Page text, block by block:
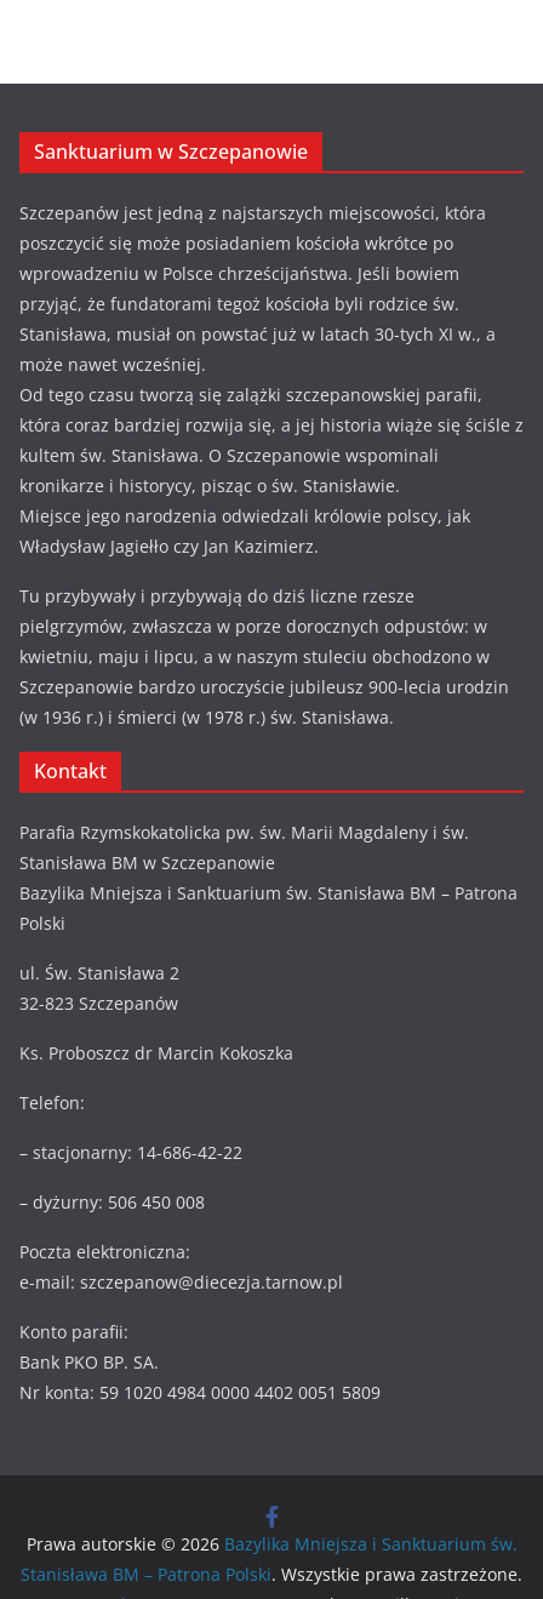
Sanktuarium w Szczepanowie
Szczepanów jest jedną z najstarszych miejscowości, która
poszczycić się może posiadaniem kościoła wkrótce po
wprowadzeniu w Polsce chrześcijaństwa. Jeśli bowiem
przyjąć, że fundatorami tegoż kościoła byli rodzice św.
Stanisława, musiał on powstać już w latach 30-tych XI w., a
może nawet wcześniej.
Od tego czasu tworzą się zalążki szczepanowskiej parafii,
która coraz bardziej rozwija się, a jej historia wiąże się ściśle z
kultem św. Stanisława. O Szczepanowie wspominali
kronikarze i historycy, pisząc o św. Stanisławie.
Miejsce jego narodzenia odwiedzali królowie polscy, jak
Władysław Jagiełło czy Jan Kazimierz.
Tu przybywały i przybywają do dziś liczne rzesze
pielgrzymów, zwłaszcza w porze dorocznych odpustów: w
kwietniu, maju i lipcu, a w naszym stuleciu obchodzono w
Szczepanowie bardzo uroczyście jubileusz 900-lecia urodzin
(w 1936 r.) i śmierci (w 1978 r.) św. Stanisława.
Kontakt
Parafia Rzymskokatolicka pw. św. Marii Magdaleny i św.
Stanisława BM w Szczepanowie
Bazylika Mniejsza i Sanktuarium św. Stanisława BM – Patrona
Polski
ul. Św. Stanisława 2
32-823 Szczepanów
Ks. Proboszcz dr Marcin Kokoszka
Telefon:
– stacjonarny: 14-686-42-22
– dyżurny: 506 450 008
Poczta elektroniczna:
e-mail: szczepanow@diecezja.tarnow.pl
Konto parafii:
Bank PKO BP. SA.
Nr konta: 59 1020 4984 0000 4402 0051 5809
Prawa autorskie © 2026 Bazylika Mniejsza i Sanktuarium św.
Stanisława BM – Patrona Polski. Wszystkie prawa zastrzeżone.